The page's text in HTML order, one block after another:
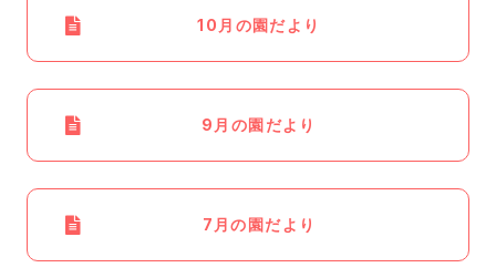
10月の園だより
9月の園だより
7月の園だより